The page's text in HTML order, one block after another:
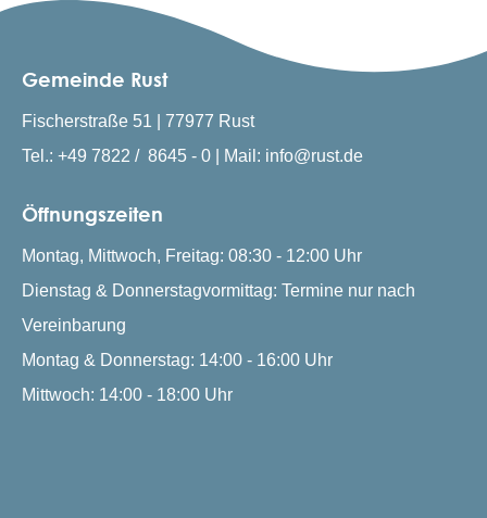
Gemeinde Rust
Fischerstraße 51 | 77977 Rust
Tel.: +49 7822 / 8645 - 0 | Mail: info@rust.de
Öffnungszeiten
Montag, Mittwoch, Freitag: 08:30 - 12:00 Uhr
Dienstag & Donnerstagvormittag: Termine nur nach
Vereinbarung
Montag & Donnerstag: 14:00 - 16:00 Uhr
Mittwoch: 14:00 - 18:00 Uhr